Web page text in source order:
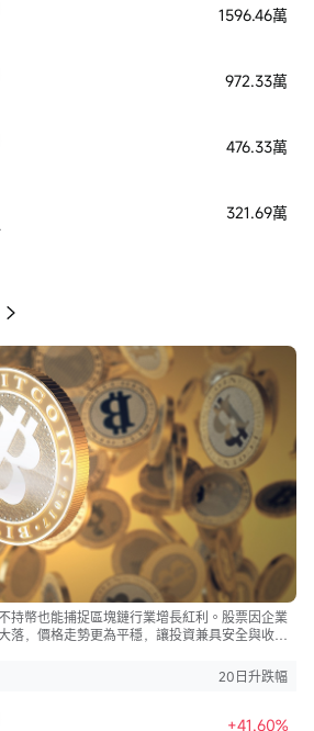
1596.46萬
972.33萬
476.33萬
321.69萬
持幣也能捕捉區塊鏈行業增長紅利。股票因企業
落，價格走勢更為平穩，讓投資兼具安全與收
20日升跌幅
+41.60%